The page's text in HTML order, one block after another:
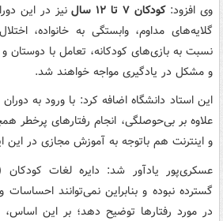
وی افزود:کودکان ۷ تا ۱۲ سال
نیز در این
گلایه‌های مداوم، وابستگی به خانواده،
نسبت به بازی‌های کودکانه، تعامل با دوستان
و مشکل در یادگیری مواجه خواهند شد.
این استاد دانشگاه اضافه کرد: با ورود به دوران
علاوه بر بی‌حوصلگی، انجام رفتارهای پرخطر
و اینترنت هم باتوجه به آموزش مجازی در این
عسکری‌پور یادآور شد: دایره لغات
گسترده نبوده و بنابراین نمی‌توانند
در مورد رفتارها توضیح دهد؛ بر این اساس،